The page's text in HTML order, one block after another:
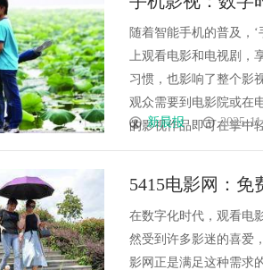
随着智能手机的普及，
上观看电影和电视剧，
习惯，也影响了整个影
观众需要到电影院或在
的影视作品即可在掌中
新晨报 2025-
5415电影网：
在数字化时代，观看电
然受到许多影迷的喜爱
影网正是满足这种需求